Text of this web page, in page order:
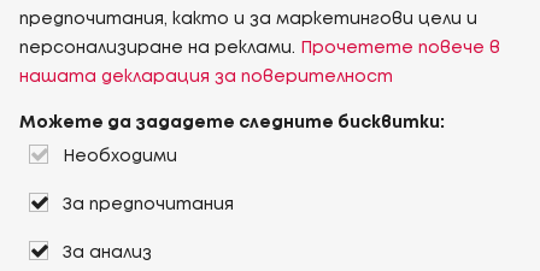
предпочитания, както и за маркетингови цели и
персонализиране на реклами.
Прочетете повече в
нашата декларация за поверителност
Можете да зададете следните бисквитки:
Необходими
За предпочитания
За анализ